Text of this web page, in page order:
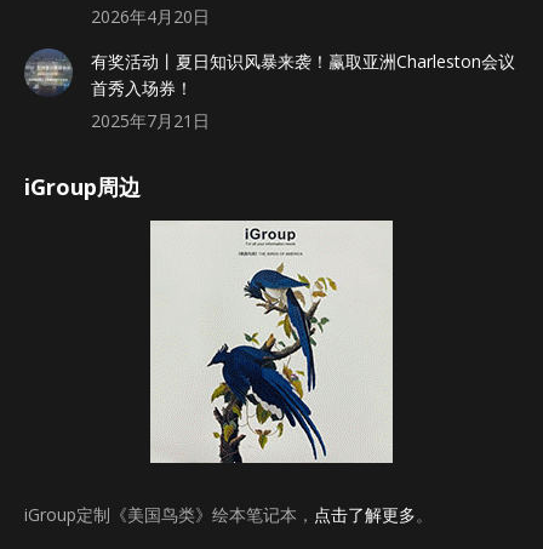
2026年4月20日
有奖活动丨夏日知识风暴来袭！赢取亚洲Charleston会议
首秀入场券！
2025年7月21日
iGroup周边
iGroup定制《美国鸟类》绘本笔记本， 点击了解更多。